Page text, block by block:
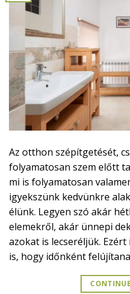
Az otthon szépítgetését,
folyamatosan szem előtt
mi is folyamatosan
igyekszünk kedvünkre
élünk. Legyen szó akár
elemekről, akár ünnepi
azokat is lecseréljük.
is, hogy időnként